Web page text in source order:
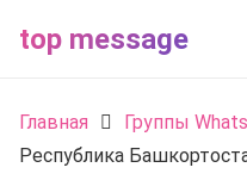
top message
Главная
Группы
Республика